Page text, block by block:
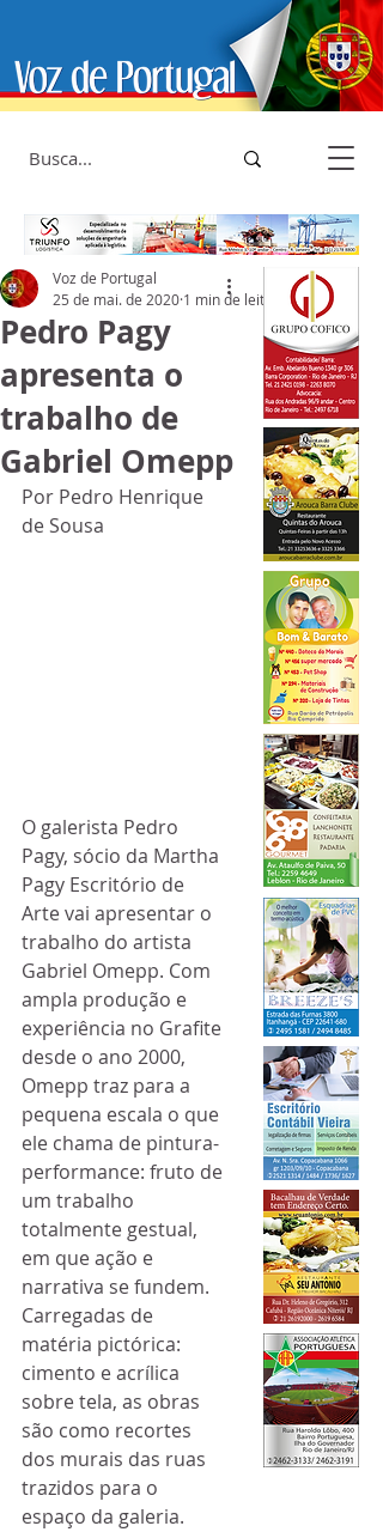
Pedro Pagy
apresenta o
trabalho de
Gabriel Omepp
Voz de Portugal
25 de mai. de 2020 1 min de leitura
Por Pedro Henrique
de Sousa
O galerista Pedro
Pagy, sócio da Martha
Pagy Escritório de
Arte vai apresentar o
trabalho do artista
Gabriel Omepp. Com
ampla produção e
experiência no Grafite
desde o ano 2000,
Omepp traz para a
pequena escala o que
ele chama de pintura-
performance: fruto de
um trabalho
totalmente gestual,
em que ação e
narrativa se fundem.
Carregadas de
matéria pictórica:
cimento e acrílica
sobre tela, as obras
são como recortes
dos murais das ruas
trazidos para o
espaço da galeria.